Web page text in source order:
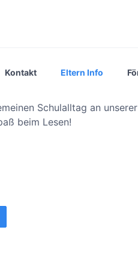
Kontakt Eltern Info
Schulalltag an
beim Lesen!